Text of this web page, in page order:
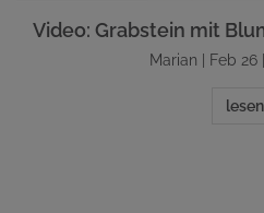
Video: Grabstein mit
Marian | Feb 26 |
lesen